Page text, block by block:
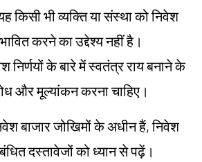
किसी भी व्यक्ति या संस्था को निवेश
करने का उद्देश्य नहीं है।
निर्णयों के बारे में स्वतंत्र राय बनाने के
और मूल्यांकन करना चाहिए।
बाजार जोखिमों के अधीन हैं, निवेश
दस्तावेजों को ध्यान से पढ़ें।